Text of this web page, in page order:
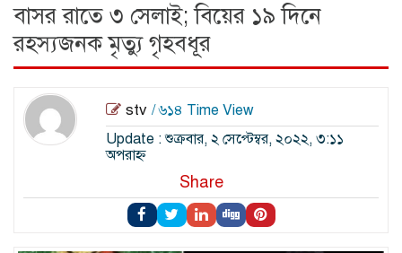
বাসর রাতে ৩ সেলাই; বিয়ের ১৯ দিনে
রহস্যজনক মৃত্যু গৃহবধূর
stv / ৬১৪ Time View
Update : শুক্রবার, ২ সেপ্টেম্বর, ২০২২, ৩:১১
অপরাহ্ন
Share